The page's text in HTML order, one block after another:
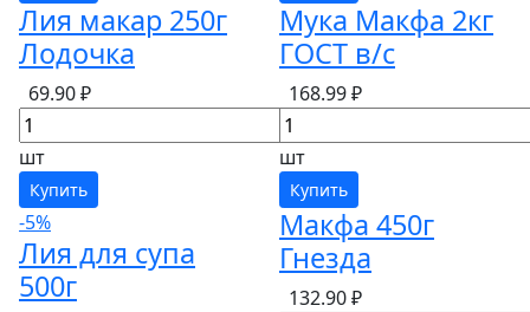
Лия макар 250г
Лодочка
69.90 ₽
шт
Купить
Мука Макфа 2кг
ГОСТ в/с
168.99 ₽
шт
Купить
-5%
Лия для супа
500г
Макфа 450г
Гнезда
132.90 ₽